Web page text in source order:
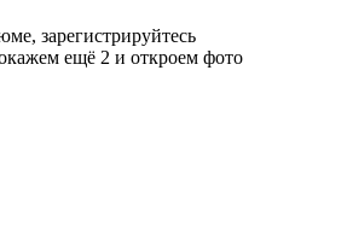
зарегистрируйтесь
ещё 2 и откроем фото